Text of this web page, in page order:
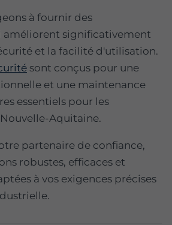
à fournir des
améliorent significativement
et la facilité d'utilisation.
sont conçus pour une
et une maintenance
essentiels pour les
Aquitaine.
partenaire de confiance,
robustes, efficaces et
à vos exigences précises